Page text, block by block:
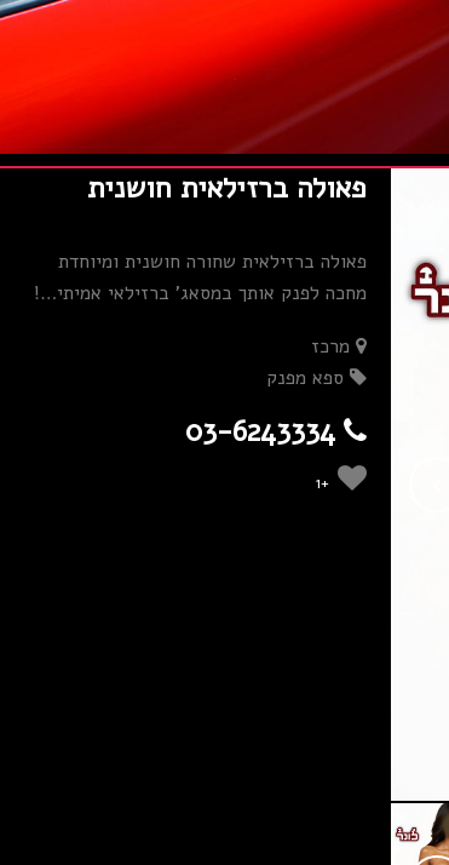
פאולה ברזילאית חושנית
פאולה ברזילאית שחורה חושנית ומיוחדת
מחכה לפנק אותך במסאג' ברזילאי אמיתי…!
מרכז
ספא מפנק
03-6243334
+1